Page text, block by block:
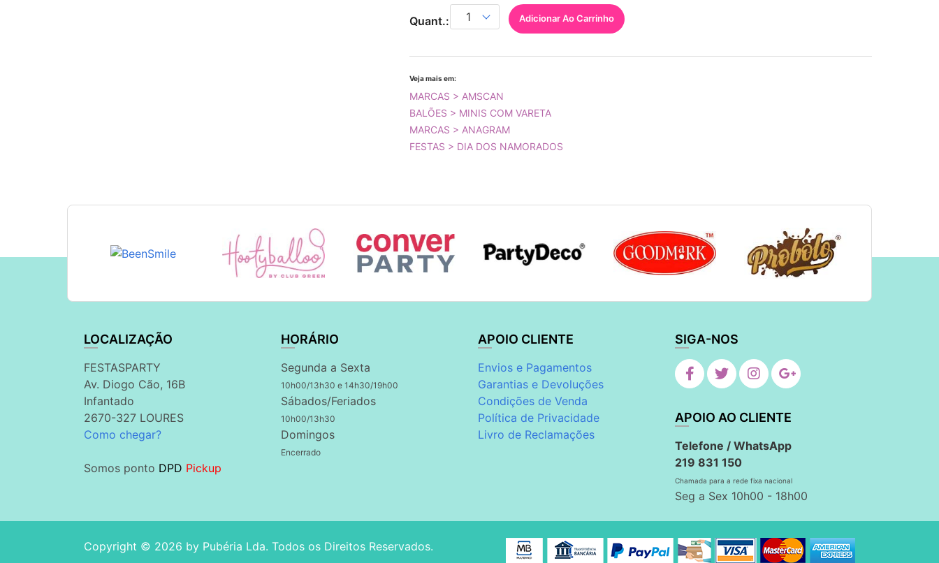
Quant.: Adicionar Ao Carrinho
Veja mais em:
MARCAS > AMSCAN
BALÕES > MINIS COM VARETA
MARCAS > ANAGRAM
FESTAS > DIA DOS NAMORADOS
LOCALIZAÇÃO
FESTASPARTY
Av. Diogo Cão, 16B
Infantado
2670-327 LOURES
Como chegar?
Somos ponto DPD Pickup
HORÁRIO
Segunda a Sexta
10h00/13h30 e 14h30/19h00
Sábados/Feriados
10h00/13h30
Domingos
Encerrado
APOIO CLIENTE
Envios e Pagamentos
Garantias e Devoluções
Condições de Venda
Política de Privacidade
Livro de Reclamações
SIGA-NOS
APOIO AO CLIENTE
Telefone / WhatsApp
219 831 150
Chamada para a rede fixa nacional
Seg a Sex 10h00 - 18h00
Copyright © 2026 by Pubéria Lda. Todos os Direitos Reservados.